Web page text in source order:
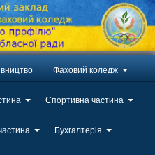
Фаховий коледж
Спортивна частина
Бухгалтерія